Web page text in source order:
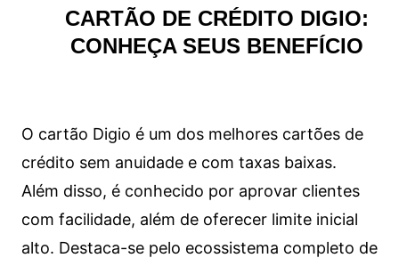
CARTÃO DE CRÉDITO DIGIO:
CONHEÇA SEUS BENEFÍCIO
O cartão Digio é um dos melhores cartões de
crédito sem anuidade e com taxas baixas.
Além disso, é conhecido por aprovar clientes
com facilidade, além de oferecer limite inicial
alto. Destaca-se pelo ecossistema completo de